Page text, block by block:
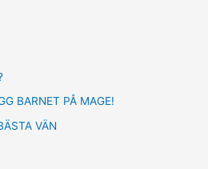
BARNET PÅ MAGE!
VÄN